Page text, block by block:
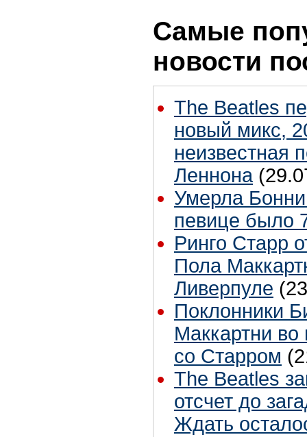
Самые
новости
The Beatles
новый микс,
неизвестная
Леннона
Умерла
певице было
Ринго Старр
Пола
Ливерпуле
Поклонники
Маккартни во
со Старром
The Beatles
отсчет до
Ждать